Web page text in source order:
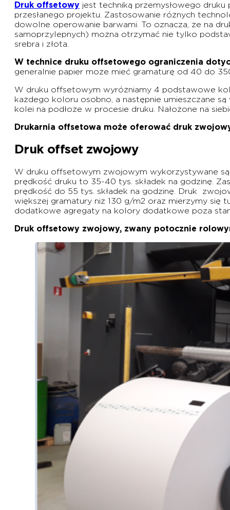
Druk offsetowy jest techniką przemysłowego
przesłanego projektu. Zastosowanie różnych
dowolne operowanie barwami. To oznacza, że na
samoprzylepnych) można otrzymać nie tylko
srebra i złota.
W technice druku offsetowego ograniczenia
generalnie papier może mieć gramaturę od 40 do
W druku offsetowym wyróżniamy 4 podstawowe
każdego koloru osobno, a następnie umieszczane
kolei na podłoże w procesie druku. Nałożone na
Drukarnia offsetowa może oferować druk
Druk offset zwojowy
W druku offsetowym zwojowym wykorzystywane
prędkość druku to 35-40 tys. składek na godzinę.
prędkość do 55 tys. składek na godzinę. Druk
większej gramatury niż 130 g/m2 oraz mierzymy się
dodatkowe agregaty na kolory dodatkowe poza
Druk offsetowy zwojowy, zwany potocznie